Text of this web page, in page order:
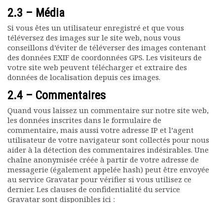
2.3 – Média
Si vous êtes un utilisateur enregistré et que vous
téléversez des images sur le site web, nous vous
conseillons d’éviter de téléverser des images contenant
des données EXIF de coordonnées GPS. Les visiteurs de
votre site web peuvent télécharger et extraire des
données de localisation depuis ces images.
2.4 – Commentaires
Quand vous laissez un commentaire sur notre site web,
les données inscrites dans le formulaire de
commentaire, mais aussi votre adresse IP et l’agent
utilisateur de votre navigateur sont collectés pour nous
aider à la détection des commentaires indésirables. Une
chaîne anonymisée créée à partir de votre adresse de
messagerie (également appelée hash) peut être envoyée
au service Gravatar pour vérifier si vous utilisez ce
dernier. Les clauses de confidentialité du service
Gravatar sont disponibles ici :